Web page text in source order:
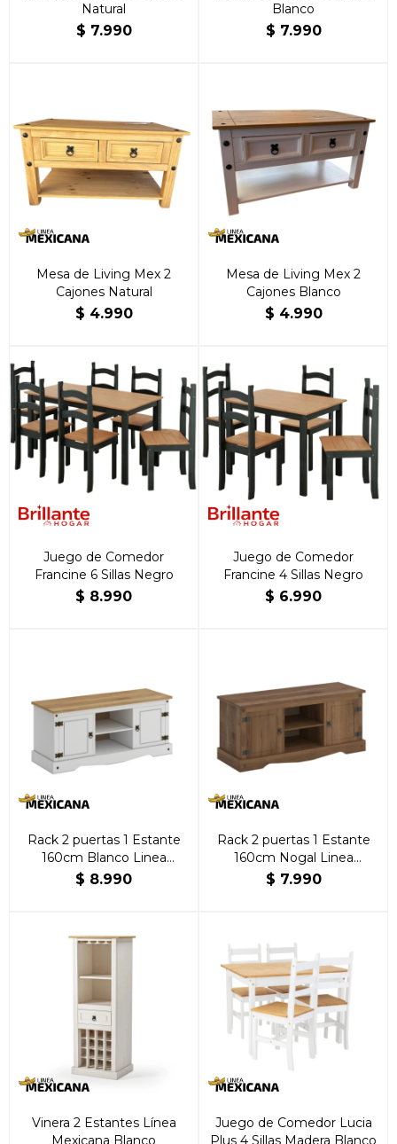
Natural
$ 7.990
Blanco
$ 7.990
Mesa de Living Mex 2
Cajones Natural
$ 4.990
Mesa de Living Mex 2
Cajones Blanco
$ 4.990
Juego de Comedor
Francine 6 Sillas Negro
$ 8.990
Juego de Comedor
Francine 4 Sillas Negro
$ 6.990
Rack 2 puertas 1 Estante
160cm Blanco Linea
Mexicana
$ 8.990
Rack 2 puertas 1 Estante
160cm Nogal Linea
Mexicana
$ 7.990
Vinera 2 Estantes Línea
Mexicana Blanco
Juego de Comedor Lucia
Plus 4 Sillas Madera Blanco